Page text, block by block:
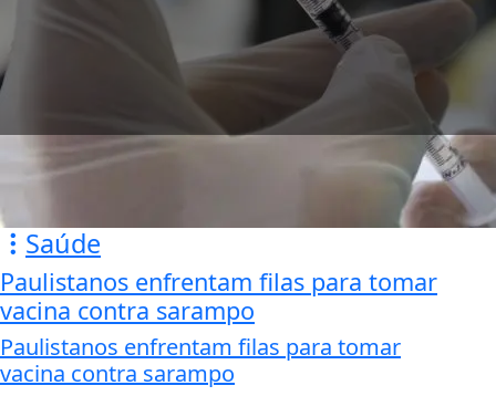
Saúde
Paulistanos enfrentam filas para tomar
vacina contra sarampo
Paulistanos enfrentam filas para tomar
vacina contra sarampo